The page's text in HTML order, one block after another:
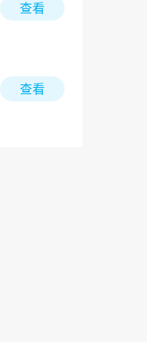
查看
查看